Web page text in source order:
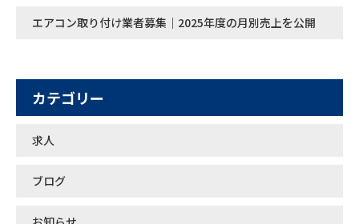
エアコン取り付け業者募集｜2025年度の月別売上を公開
カテゴリー
求人
ブログ